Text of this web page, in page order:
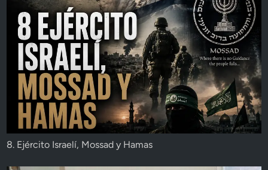
8. Ejército Israelí, Mossad y Hamas